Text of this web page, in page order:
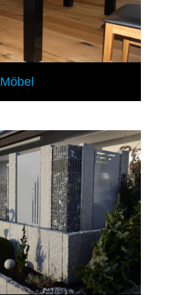
Möbel